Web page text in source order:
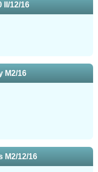
II/12/16
M2/16
M2/12/16